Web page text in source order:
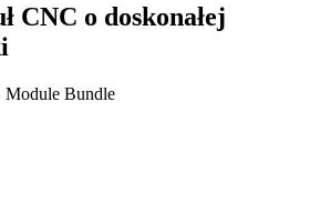
CNC o doskonałej
Module Bundle